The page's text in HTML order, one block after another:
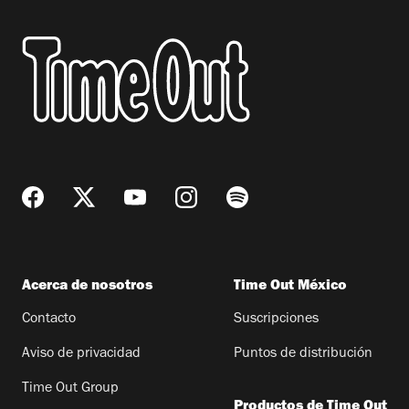
Acerca de nosotros
Contacto
Aviso de privacidad
Time Out Group
Time Out México
Suscripciones
Puntos de distribución